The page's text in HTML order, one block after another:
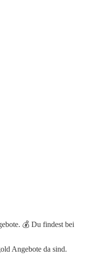
💰 Du findest bei
Angebote da sind.